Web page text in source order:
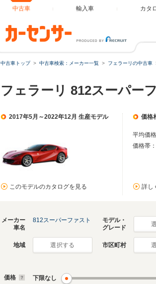
中古車 輸入車 カタ
中古車トップ 中古車検索：メーカー一覧 フェラーリの中古車
フェラーリ 812スーパー
2017年5月～2022年12月 生産モデル
このモデルのカタログを見る
価格
平均価格
価格帯：
詳し
メーカー
車名
812スーパーファスト
モデル・
グレード
地域 選択する 市区町村
価格 下限なし